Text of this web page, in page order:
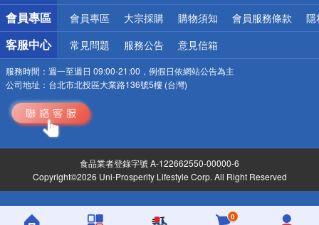
會員專區 會員專區 大宗採購 購物須知 會員服務條款 隱
客服中心 常見問題 服務公告 意見信箱
服務時間： 週一至週日 09:00-21:00，例假日依網站公告為主
公司地址： 台北市北投區大業路136號5樓 (台灣)
食品業者登錄字號 A-122662550-00000-6
Copyright©2026 Uni-Prosperity Lifestyle Corp. All Right Reserved
0